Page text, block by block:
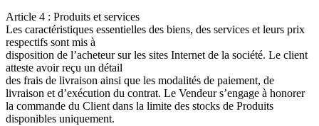
Article 4 : Produits et services
Les caractéristiques essentielles des biens, des services et leurs prix
respectifs sont mis à
disposition de l’acheteur sur les sites Internet de la société. Le client
atteste avoir reçu un détail
des frais de livraison ainsi que les modalités de paiement, de
livraison et d’exécution du contrat. Le Vendeur s’engage à honorer
la commande du Client dans la limite des stocks de Produits
disponibles uniquement.